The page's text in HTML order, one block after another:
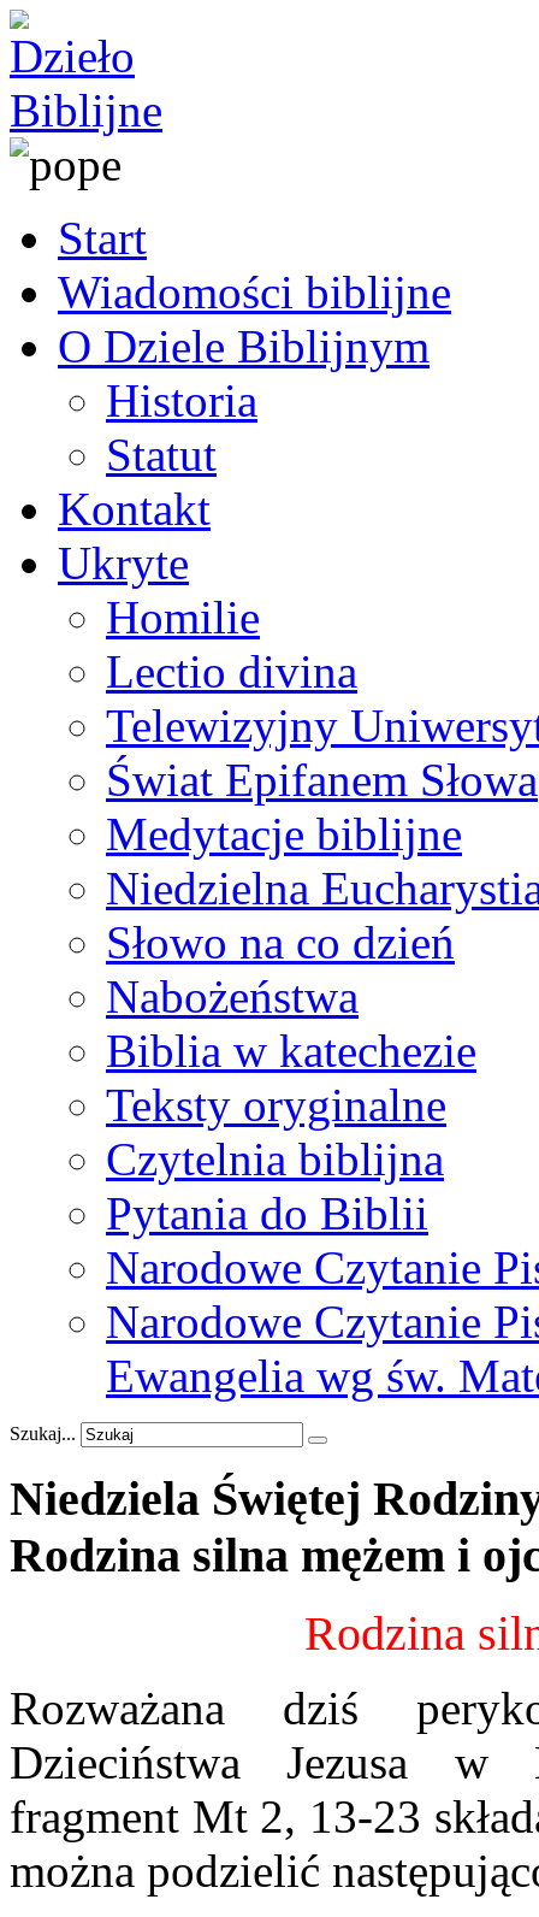
Start
Wiadomości biblijne
O Dziele Biblijnym
Historia
Statut
Kontakt
Ukryte
Homilie
Lectio divina
Telewizyjny
Świat Epifanem Słowa
Medytacje biblijne
Niedzielna
Słowo na co dzień
Nabożeństwa
Biblia w katechezie
Teksty oryginalne
Czytelnia biblijna
Pytania do Biblii
Narodowe Czytanie
Narodowe Czytanie
Ewangelia wg św.
Szukaj...
Niedziela Świętej
Rodzina silna mężem i
Rodzina
Rozważana dziś
Dzieciństwa Jezusa w
fragment Mt 2, 13-23
można podzielić